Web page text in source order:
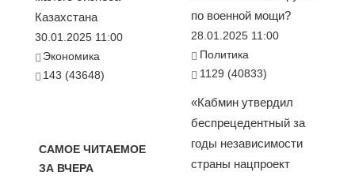
Казахстана
30.01.2025 11:00
Экономика
143 (43648)
САМОЕ ЧИТАЕМОЕ
ЗА ВЧЕРА
по военной мощи?
28.01.2025 11:00
Политика
1129 (40833)
«Кабмин утвердил
беспрецедентный за
годы независимости
страны нацпроект